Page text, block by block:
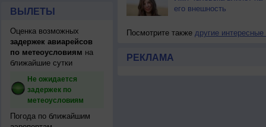
ВЫЛЕТЫ
Оценка возможных
задержек авиарейсов
по метеоусловиям на
ближайшие сутки
Не ожидается
задержек по
метеоусловиям
Погода по ближайшим
его внешность
Посмотрите также другие интересные
РЕКЛАМА